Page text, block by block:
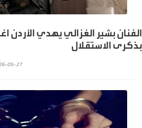
الفنان بشير الغزالي يهدي الأردن
بذكرى الاستقلال
05-27